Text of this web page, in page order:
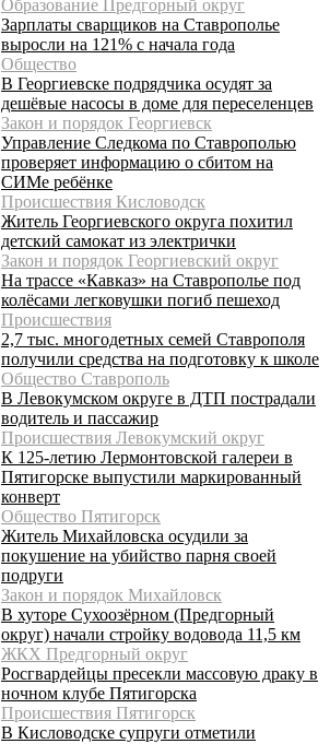
Образование Предгорный округ
Зарплаты сварщиков на Ставрополье
выросли на 121% с начала года
Общество
В Георгиевске подрядчика осудят за
дешёвые насосы в доме для переселенцев
Закон и порядок Георгиевск
Управление Следкома по Ставрополью
проверяет информацию о сбитом на
СИМе ребёнке
Происшествия Кисловодск
Житель Георгиевского округа похитил
детский самокат из электрички
Закон и порядок Георгиевский округ
На трассе «Кавказ» на Ставрополье под
колёсами легковушки погиб пешеход
Происшествия
2,7 тыс. многодетных семей Ставрополя
получили средства на подготовку к школе
Общество Ставрополь
В Левокумском округе в ДТП пострадали
водитель и пассажир
Происшествия Левокумский округ
К 125-летию Лермонтовской галереи в
Пятигорске выпустили маркированный
конверт
Общество Пятигорск
Житель Михайловска осудили за
покушение на убийство парня своей
подруги
Закон и порядок Михайловск
В хуторе Сухоозёрном (Предгорный
округ) начали стройку водовода 11,5 км
ЖКХ Предгорный округ
Росгвардейцы пресекли массовую драку в
ночном клубе Пятигорска
Происшествия Пятигорск
В Кисловодске супруги отметили